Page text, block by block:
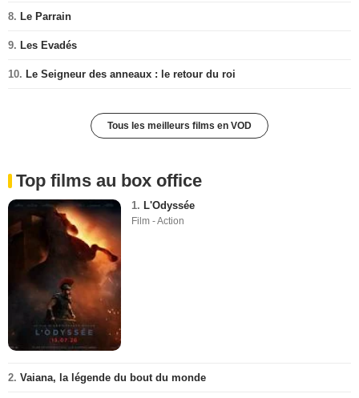
8. Le Parrain
9. Les Evadés
10. Le Seigneur des anneaux : le retour du roi
Tous les meilleurs films en VOD
Top films au box office
1. L'Odyssée
Film - Action
2. Vaiana, la légende du bout du monde